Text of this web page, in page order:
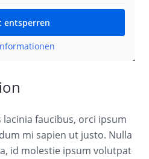
entsperren
faucibus, orci ipsum
mi sapien ut justo. Nulla
id molestie ipsum volutpat